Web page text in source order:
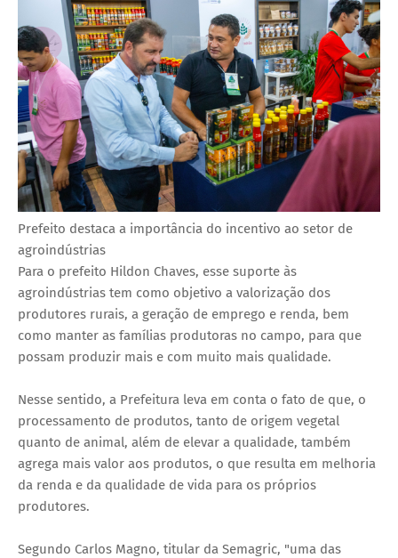
Prefeito destaca a importância do incentivo ao setor de
agroindústrias
Para o prefeito Hildon Chaves, esse suporte às
agroindústrias tem como objetivo a valorização dos
produtores rurais, a geração de emprego e renda, bem
como manter as famílias produtoras no campo, para que
possam produzir mais e com muito mais qualidade.
Nesse sentido, a Prefeitura leva em conta o fato de que, o
processamento de produtos, tanto de origem vegetal
quanto de animal, além de elevar a qualidade, também
agrega mais valor aos produtos, o que resulta em melhoria
da renda e da qualidade de vida para os próprios
produtores.
Segundo Carlos Magno, titular da Semagric, "uma das